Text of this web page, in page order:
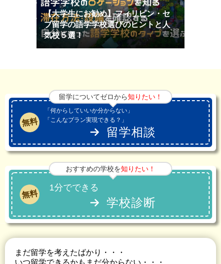
【大学生にお勧め】フィリピン・セ
ブ留学の語学学校選びのヒントと人
気校５選！
留学についてゼロから知りたい！
無料
「何からしていいか分からない」
「こんなプラン実現できる？」
留学相談
おすすめの学校を知りたい！
無料
1分でできる
学校診断
まだ留学を考えたばかり・・・
いつ留学できるかもまだ分からない・・・